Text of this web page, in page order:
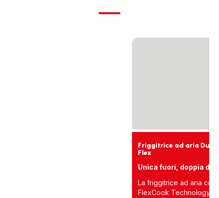
Friggitrice ad aria Dual
Flex
Unica fuori, doppia
La friggitrice ad aria con
FlexCook Technology: